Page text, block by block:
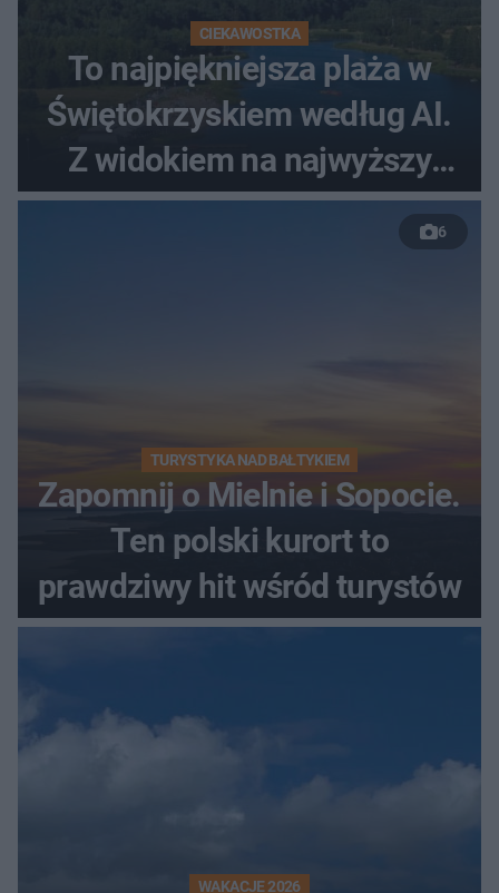
CIEKAWOSTKA
To najpiękniejsza plaża w
Świętokrzyskiem według AI.
Z widokiem na najwyższy
szczyt Gór Świętokrzyskich
6
TURYSTYKA NAD BAŁTYKIEM
Zapomnij o Mielnie i Sopocie.
Ten polski kurort to
prawdziwy hit wśród turystów
WAKACJE 2026